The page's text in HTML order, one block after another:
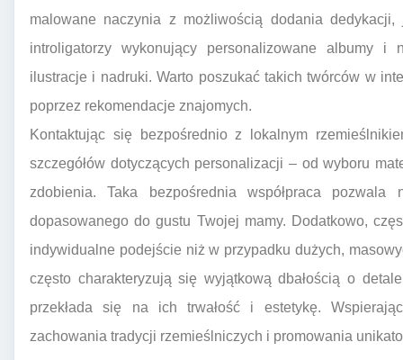
malowane naczynia z możliwością dodania
introligatorzy wykonujący personalizowane albumy i
ilustracje i nadruki. Warto poszukać takich twórców w
poprzez rekomendacje znajomych.
Kontaktując się bezpośrednio z lokalnym
szczegółów dotyczących personalizacji – od wyboru
zdobienia. Taka bezpośrednia współpraca
dopasowanego do gustu Twojej mamy. Dodatkowo,
indywidualne podejście niż w przypadku dużych,
często charakteryzują się wyjątkową dbałością o
przekłada się na ich trwałość i estetykę.
zachowania tradycji rzemieślniczych i promowania